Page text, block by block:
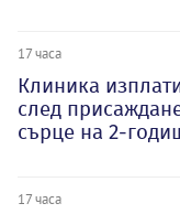
17 часа
Клиника
след
сърце на 2-
17 часа